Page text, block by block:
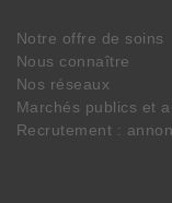
Notre offre de soins
Nous connaître
Nos réseaux
Marchés publics et
Recrutement :